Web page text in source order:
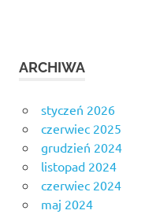
ARCHIWA
styczeń 2026
czerwiec 2025
grudzień 2024
listopad 2024
czerwiec 2024
maj 2024